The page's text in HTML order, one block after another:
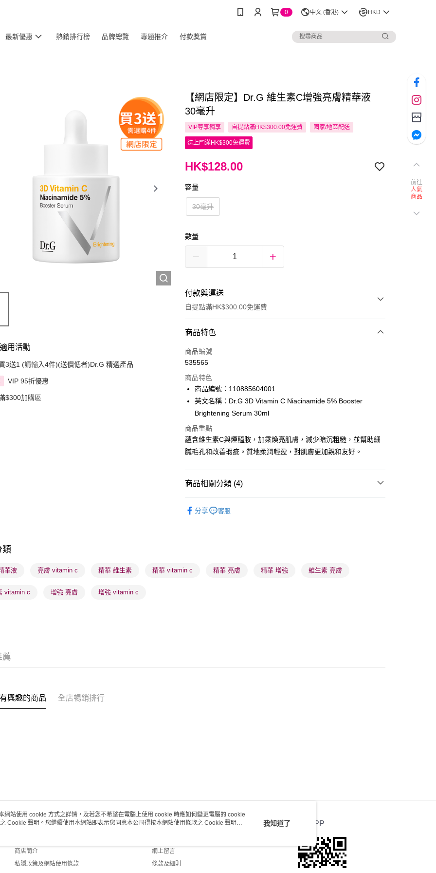
0 中文 (香港) HKD
最新優惠 熱銷排行榜 品牌總覽 專題推介 付款獎賞
用活動
3送1 (請輸入4件)(送價低者)Dr.G 精選產品
VIP 95折優惠
$300加購區
【網店限定】Dr.G 維生素C增強亮膚精華液
30毫升
VIP尊享獨享 自提點滿HK$300.00免運費 國家/地區配送
送上門滿HK$300免運費
HK$128.00
容量
30毫升
數量
付款與運送
自提點滿HK$300.00免運費
付款方式
信用卡
AlipayHK
PayMe
BoC Pay
順豐自助櫃 - 確認發貨後1-3個工作天送達
商品特色
商品編號
535565
商品特色
商品編號：110885604001
英文名稱：Dr.G 3D Vitamin C Niacinamide 5% Booster
Brightening Serum 30ml
商品重點
蘊含維生素C與煙醯胺，加乘煥亮肌膚，減少暗沉粗糙，並幫助細
膩毛孔和改善瑕疵。質地柔潤輕盈，對肌膚更加親和友好。
商品相關分類 (4)
分享 客服
類
華液 亮膚 vitamin c 精華 維生素 精華 vitamin c 精華 亮膚 精華 增強 維生素 亮膚
vitamin c 增強 亮膚 增強 vitamin c
薦
興趣的商品 全店暢銷排行
關於我們
商店簡介
私隱政策及網站使用條款
客戶服務
網上留言
條款及細則
官方APP
前往
人氣
商品
網站使用 cookie 方式之詳情，及若您不希望在電腦上使用 cookie 時應如何變更電腦的 cookie
之 Cookie 聲明。您繼續使用本網站即表示您同意本公司得按本網站使用條款之 Cookie 聲明使
我知道了